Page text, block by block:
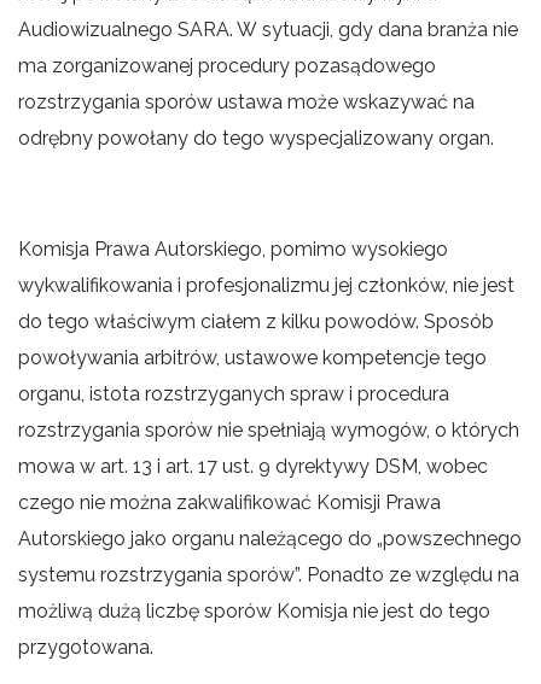
Audiowizualnego SARA. W sytuacji, gdy dana branża nie
ma zorganizowanej procedury pozasądowego
rozstrzygania sporów ustawa może wskazywać na
odrębny powołany do tego wyspecjalizowany organ.
Komisja Prawa Autorskiego, pomimo wysokiego
wykwalifikowania i profesjonalizmu jej członków, nie jest
do tego właściwym ciałem z kilku powodów. Sposób
powoływania arbitrów, ustawowe kompetencje tego
organu, istota rozstrzyganych spraw i procedura
rozstrzygania sporów nie spełniają wymogów, o których
mowa w art. 13 i art. 17 ust. 9 dyrektywy DSM, wobec
czego nie można zakwalifikować Komisji Prawa
Autorskiego jako organu należącego do „powszechnego
systemu rozstrzygania sporów”. Ponadto ze względu na
możliwą dużą liczbę sporów Komisja nie jest do tego
przygotowana.